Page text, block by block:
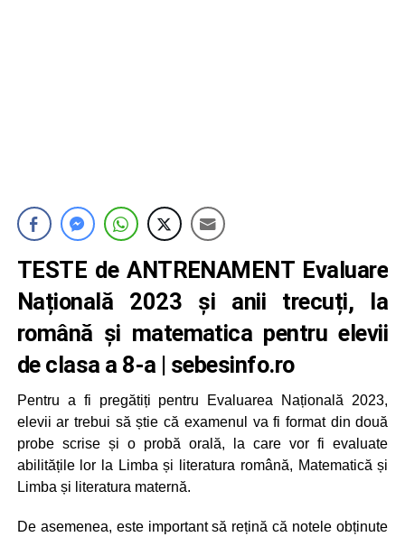
TESTE de ANTRENAMENT Evaluare
Națională 2023 și anii trecuți, la
română și matematica pentru elevii
de clasa a 8-a | sebesinfo.ro
Pentru a fi pregătiți pentru Evaluarea Națională 2023,
elevii ar trebui să știe că examenul va fi format din două
probe scrise și o probă orală, la care vor fi evaluate
abilitățile lor la Limba și literatura română, Matematică și
Limba și literatura maternă.
De asemenea, este important să rețină că notele obținute